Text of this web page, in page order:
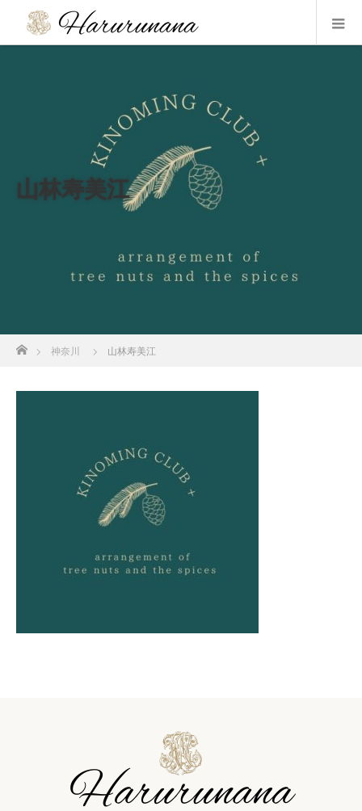
山林寿美江
ホーム
神奈川 山林寿美江